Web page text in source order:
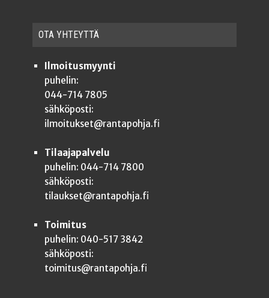
OTA YHTEYT­TÄ
Ilmoitusmyynti
puhelin:
044-714 7805
sähköposti:
ilmoitukset@rantapohja.fi
Tilaajapalvelu
puhelin: 044-714 7800
sähköposti:
tilaukset@rantapohja.fi
Toimitus
puhelin: 040-517 3842
sähköposti:
toimitus@rantapohja.fi